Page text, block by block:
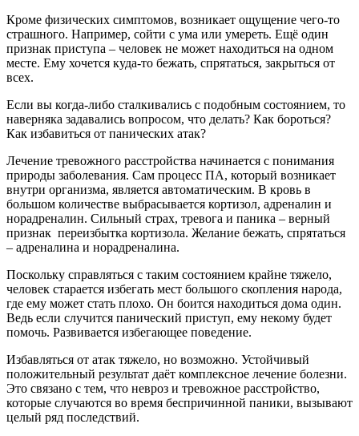
Кроме физических симптомов, возникает ощущение чего-то
страшного. Например, сойти с ума или умереть. Ещё один
признак приступа – человек не может находиться на одном
месте. Ему хочется куда-то бежать, спрятаться, закрыться от
всех.
Если вы когда-либо сталкивались с подобным состоянием, то
наверняка задавались вопросом, что делать? Как бороться?
Как избавиться от панических атак?
Лечение тревожного расстройства начинается с понимания
природы заболевания. Сам процесс ПА, который возникает
внутри организма, является автоматическим. В кровь в
большом количестве выбрасывается кортизол, адреналин и
норадреналин. Сильный страх, тревога и паника – верный
признак переизбытка кортизола. Желание бежать, спрятаться
– адреналина и норадреналина.
Поскольку справляться с таким состоянием крайне тяжело,
человек старается избегать мест большого скопления народа,
где ему может стать плохо. Он боится находиться дома один.
Ведь если случится панический приступ, ему некому будет
помочь. Развивается избегающее поведение.
Избавляться от атак тяжело, но возможно. Устойчивый
положительный результат даёт комплексное лечение болезни.
Это связано с тем, что невроз и тревожное расстройство,
которые случаются во время беспричинной паники, вызывают
целый ряд последствий.